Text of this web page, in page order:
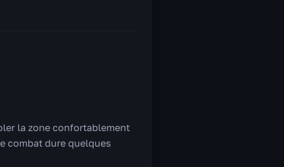
la zone confortablement
combat dure quelques